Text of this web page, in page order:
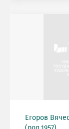
Егоров